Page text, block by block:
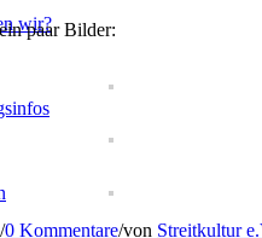
wir?
paar Bilder:
/0 Kommentare/von Streitkultur